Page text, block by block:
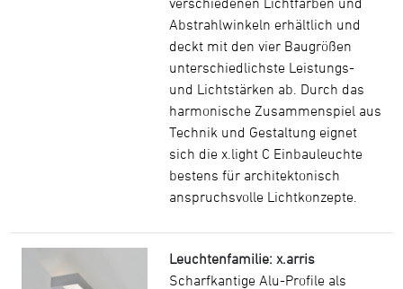
Abstrahlwinkeln erhältlich und
deckt mit den vier Baugrößen
unterschiedlichste Leistungs-
und Lichtstärken ab. Durch das
harmonische Zusammenspiel aus
Technik und Gestaltung eignet
sich die x.light C Einbauleuchte
bestens für architektonisch
anspruchsvolle Lichtkonzepte.
Leuchtenfamilie: x.arris
Scharfkantige Alu-Profile als